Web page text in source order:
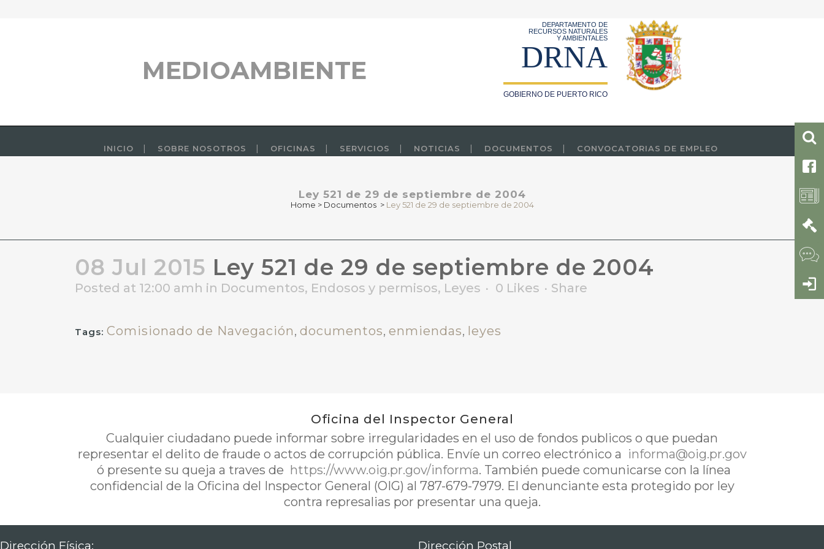
MEDIOAMBIENTE
DEPARTAMENTO DE
RECURSOS NATURALES
Y AMBIENTALES
DRNA
GOBIERNO DE PUERTO RICO
INICIO SOBRE NOSOTROS OFICINAS SERVICIOS NOTICIAS DOCUMENTOS CONVOCATORIAS DE EMPLEO
Ley 521 de 29 de septiembre de 2004
Home > Documentos > Ley 521 de 29 de septiembre de 2004
08 Jul 2015 Ley 521 de 29 de septiembre de 2004
Posted at 12:00 amh in Documentos, Endosos y permisos, Leyes 0 Likes Share
Tags: Comisionado de Navegación, documentos, enmiendas, leyes
Oficina del Inspector General
Cualquier ciudadano puede informar sobre irregularidades en el uso de fondos publicos o que puedan
representar el delito de fraude o actos de corrupción pública. Envíe un correo electrónico a informa@oig.pr.gov
ó presente su queja a traves de https://www.oig.pr.gov/informa. También puede comunicarse con la línea
confidencial de la Oficina del Inspector General (OIG) al 787-679-7979. El denunciante esta protegido por ley
contra represalias por presentar una queja.
Dirección Física: Dirección Postal